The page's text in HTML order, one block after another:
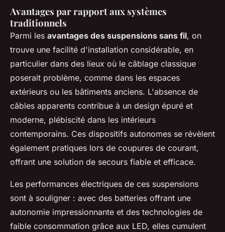
Avantages par rapport aux systèmes
traditionnels
Parmi les avantages des suspensions sans fil, on
trouve une facilité d'installation considérable, en
particulier dans des lieux où le câblage classique
poserait problème, comme dans les espaces
extérieurs ou les bâtiments anciens. L'absence de
câbles apparents contribue à un design épuré et
moderne, plébiscité dans les intérieurs
contemporains. Ces dispositifs autonomes se révèlent
également pratiques lors de coupures de courant,
offrant une solution de secours fiable et efficace.
Les performances électriques de ces suspensions
sont à souligner : avec des batteries offrant une
autonomie impressionnante et des technologies de
faible consommation grâce aux LED, elles cumulent